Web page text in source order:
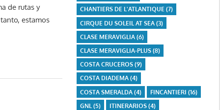
de rutas y
estamos
CHANTIERS DE L'ATLANTIQUE(7)
CIRQUE DU SOLEIL AT SEA(3)
CLASE MERAVIGLIA(6)
CLASE MERAVIGLIA-PLUS(8)
COSTA CRUCEROS(9)
COSTA DIADEMA(4)
COSTA SMERALDA(4) FINCANTIERI (16)
GNL (5) ITINERARIOS(4)